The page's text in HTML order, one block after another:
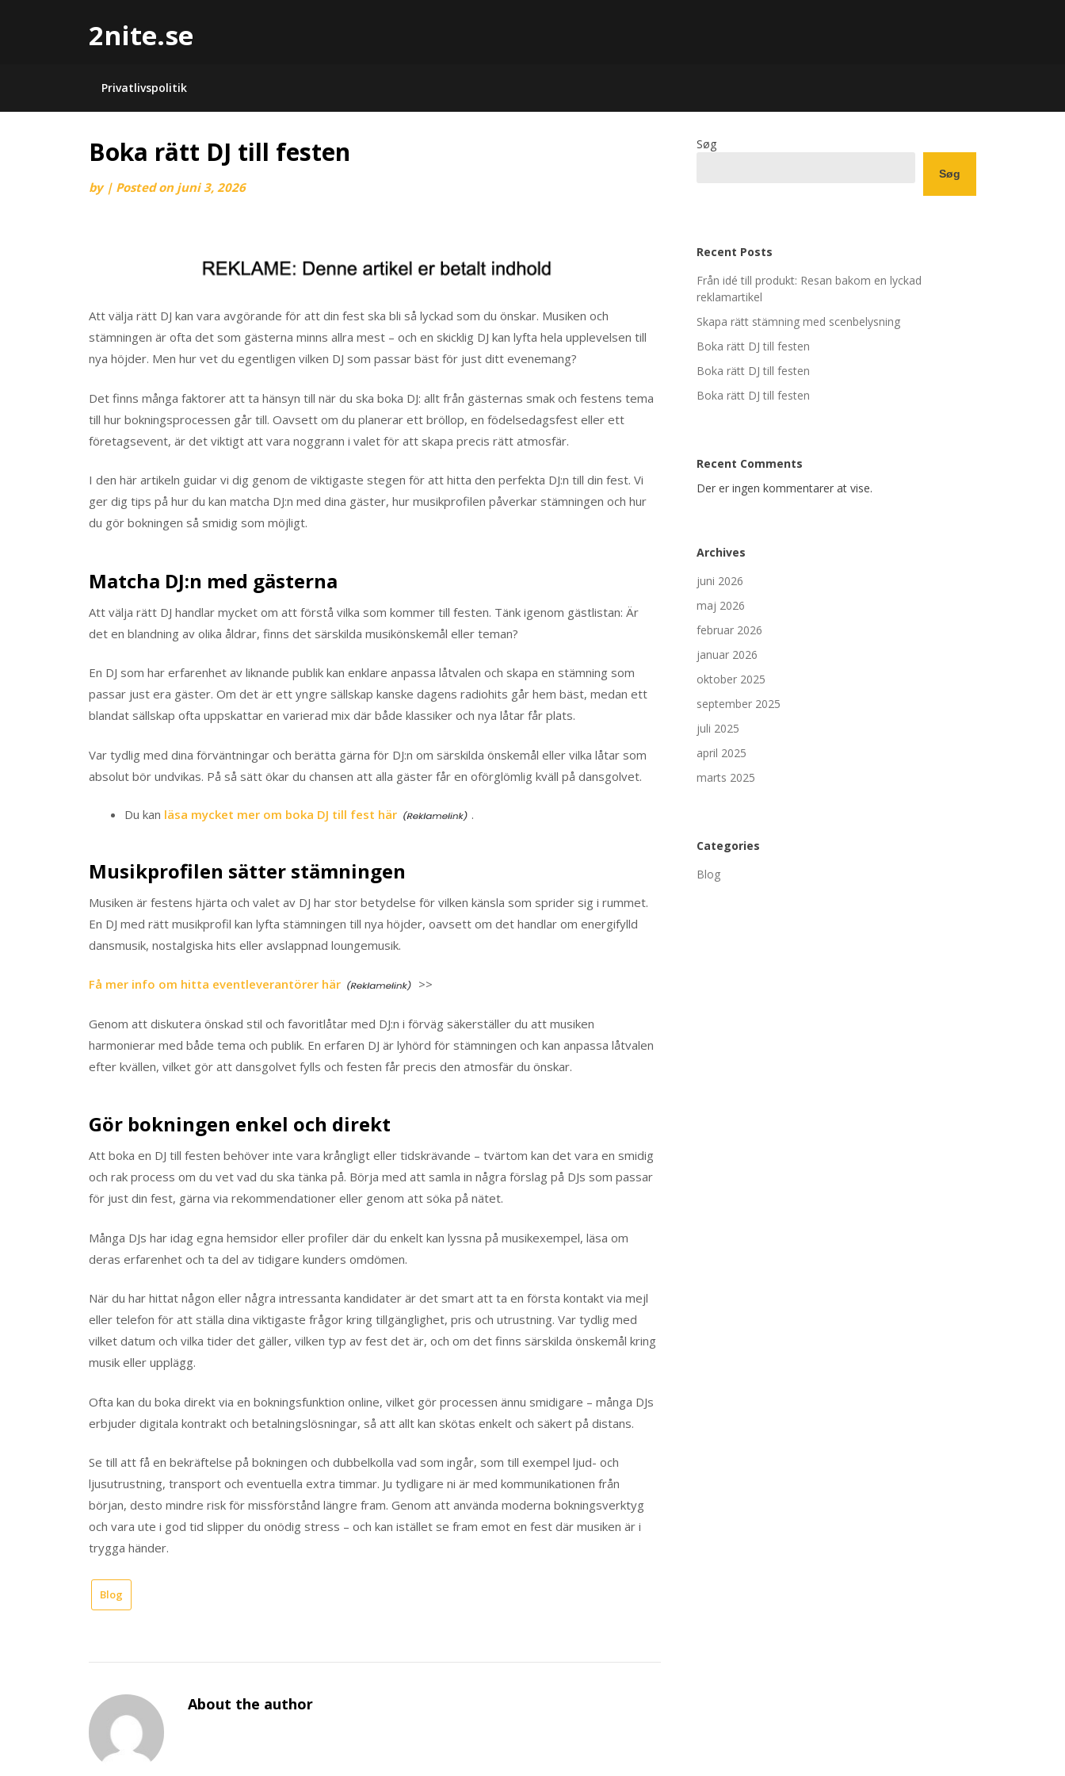
2nite.se
Privatlivspolitik
Boka rätt DJ till festen
by | Posted on juni 3, 2026
Att välja rätt DJ kan vara avgörande för att din fest ska bli så lyckad som du önskar. Musiken och
stämningen är ofta det som gästerna minns allra mest – och en skicklig DJ kan lyfta hela upplevelsen till
nya höjder. Men hur vet du egentligen vilken DJ som passar bäst för just ditt evenemang?
Det finns många faktorer att ta hänsyn till när du ska boka DJ: allt från gästernas smak och festens tema
till hur bokningsprocessen går till. Oavsett om du planerar ett bröllop, en födelsedagsfest eller ett
företagsevent, är det viktigt att vara noggrann i valet för att skapa precis rätt atmosfär.
I den här artikeln guidar vi dig genom de viktigaste stegen för att hitta den perfekta DJ:n till din fest. Vi
ger dig tips på hur du kan matcha DJ:n med dina gäster, hur musikprofilen påverkar stämningen och hur
du gör bokningen så smidig som möjligt.
Matcha DJ:n med gästerna
Att välja rätt DJ handlar mycket om att förstå vilka som kommer till festen. Tänk igenom gästlistan: Är
det en blandning av olika åldrar, finns det särskilda musikönskemål eller teman?
En DJ som har erfarenhet av liknande publik kan enklare anpassa låtvalen och skapa en stämning som
passar just era gäster. Om det är ett yngre sällskap kanske dagens radiohits går hem bäst, medan ett
blandat sällskap ofta uppskattar en varierad mix där både klassiker och nya låtar får plats.
Var tydlig med dina förväntningar och berätta gärna för DJ:n om särskilda önskemål eller vilka låtar som
absolut bör undvikas. På så sätt ökar du chansen att alla gäster får en oförglömlig kväll på dansgolvet.
Du kan läsa mycket mer om boka DJ till fest här .
Musikprofilen sätter stämningen
Musiken är festens hjärta och valet av DJ har stor betydelse för vilken känsla som sprider sig i rummet.
En DJ med rätt musikprofil kan lyfta stämningen till nya höjder, oavsett om det handlar om energifylld
dansmusik, nostalgiska hits eller avslappnad loungemusik.
Få mer info om hitta eventleverantörer här >>
Genom att diskutera önskad stil och favoritlåtar med DJ:n i förväg säkerställer du att musiken
harmonierar med både tema och publik. En erfaren DJ är lyhörd för stämningen och kan anpassa låtvalen
efter kvällen, vilket gör att dansgolvet fylls och festen får precis den atmosfär du önskar.
Gör bokningen enkel och direkt
Att boka en DJ till festen behöver inte vara krångligt eller tidskrävande – tvärtom kan det vara en smidig
och rak process om du vet vad du ska tänka på. Börja med att samla in några förslag på DJs som passar
för just din fest, gärna via rekommendationer eller genom att söka på nätet.
Många DJs har idag egna hemsidor eller profiler där du enkelt kan lyssna på musikexempel, läsa om
deras erfarenhet och ta del av tidigare kunders omdömen.
När du har hittat någon eller några intressanta kandidater är det smart att ta en första kontakt via mejl
eller telefon för att ställa dina viktigaste frågor kring tillgänglighet, pris och utrustning. Var tydlig med
vilket datum och vilka tider det gäller, vilken typ av fest det är, och om det finns särskilda önskemål kring
musik eller upplägg.
Ofta kan du boka direkt via en bokningsfunktion online, vilket gör processen ännu smidigare – många DJs
erbjuder digitala kontrakt och betalningslösningar, så att allt kan skötas enkelt och säkert på distans.
Se till att få en bekräftelse på bokningen och dubbelkolla vad som ingår, som till exempel ljud- och
ljusutrustning, transport och eventuella extra timmar. Ju tydligare ni är med kommunikationen från
början, desto mindre risk för missförstånd längre fram. Genom att använda moderna bokningsverktyg
och vara ute i god tid slipper du onödig stress – och kan istället se fram emot en fest där musiken är i
trygga händer.
Blog
About the author
Søg
Søg
Recent Posts
Från idé till produkt: Resan bakom en lyckad
reklamartikel
Skapa rätt stämning med scenbelysning
Boka rätt DJ till festen
Boka rätt DJ till festen
Boka rätt DJ till festen
Recent Comments
Der er ingen kommentarer at vise.
Archives
juni 2026
maj 2026
februar 2026
januar 2026
oktober 2025
september 2025
juli 2025
april 2025
marts 2025
Categories
Blog